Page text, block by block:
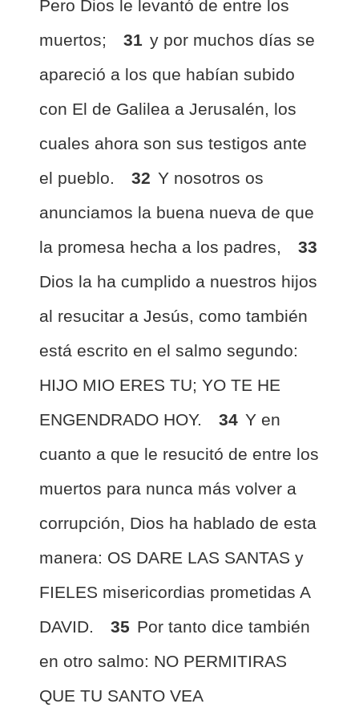
Pero Dios le levantó de entre los
muertos;
31 y por muchos días se
apareció a los que habían subido
con El de Galilea a Jerusalén, los
cuales ahora son sus testigos ante
el pueblo.
32 Y nosotros os
anunciamos la buena nueva de que
la promesa hecha a los padres,
33
Dios la ha cumplido a nuestros hijos
al resucitar a Jesús, como también
está escrito en el salmo segundo:
HIJO MIO ERES TU; YO TE HE
ENGENDRADO HOY.
34 Y en
cuanto a que le resucitó de entre los
muertos para nunca más volver a
corrupción, Dios ha hablado de esta
manera: OS DARE LAS SANTAS y
FIELES misericordias prometidas A
DAVID.
35 Por tanto dice también
en otro salmo: NO PERMITIRAS
QUE TU SANTO VEA